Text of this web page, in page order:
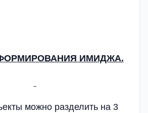
ИМИДЖА.
можно разделить на 3